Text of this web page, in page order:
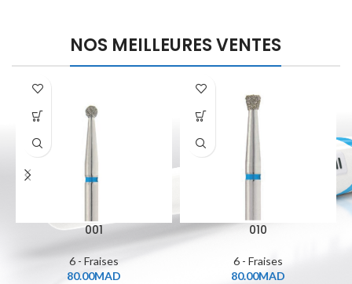
NOS MEILLEURES VENTES
001
6 - Fraises
80.00MAD
010
6 - Fraises
80.00MAD